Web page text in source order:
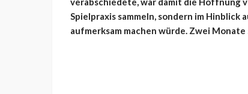
Spielpraxis sammeln, sondern im
aufmerksam machen würde. Zwei